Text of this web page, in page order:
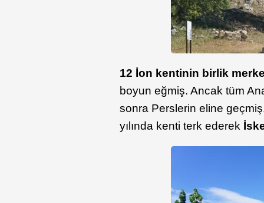
12 İon kentinin birlik
boyun eğmiş. Ancak tüm
sonra Perslerin eline
yılında kenti terk ederek